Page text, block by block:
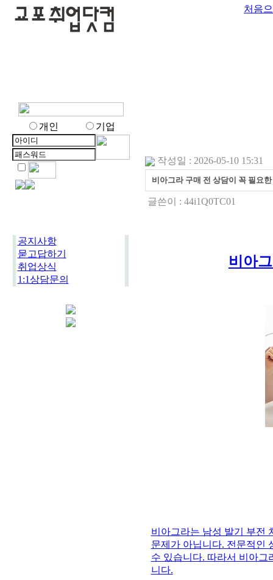
처음
개인 기업
공지사항
묻고답하기
취업상식
1:1상담문의
작성일 : 2026-05-10 15:31
비아그라 구매 전 상담이 꼭 필요
글쓴이 : 44i1Q0TC01
비아
비아그라는 남성 발기 부전
문제가 아닙니다. 전문적인
수 있습니다. 따라서 비아그
니다.